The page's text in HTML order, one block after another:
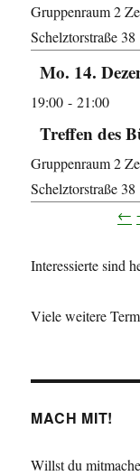
Gruppenraum 2
Schelztorstraße 38
Mo. 14.
19:00- 21:00
Treffen des
Gruppenraum 2
Schelztorstraße 38
←
Interessierte sind
Viele weitere
MACH MIT!
Willst du